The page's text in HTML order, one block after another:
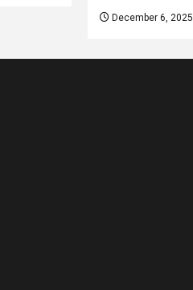
December 6, 2025